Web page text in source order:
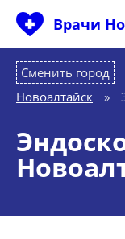
Врачи
Сменить город
Новоалтайск
»